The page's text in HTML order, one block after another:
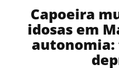
Capoeira
idosas em
autonomia: